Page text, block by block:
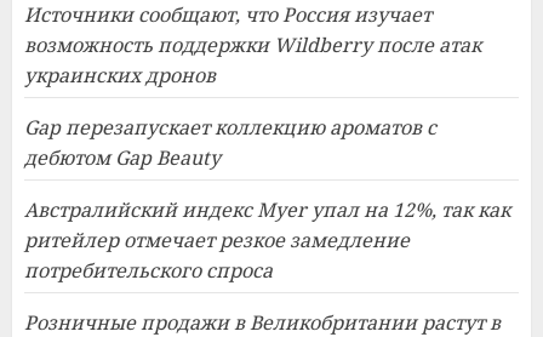
Источники сообщают, что Россия изучает
возможность поддержки Wildberry после атак
украинских дронов
Gap перезапускает коллекцию ароматов с
дебютом Gap Beauty
Австралийский индекс Myer упал на 12%, так как
ритейлер отмечает резкое замедление
потребительского спроса
Розничные продажи в Великобритании растут в